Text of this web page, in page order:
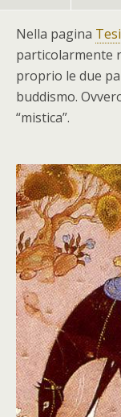
Nella pagina
particolarmente
proprio le due
buddismo.
“mistica”.